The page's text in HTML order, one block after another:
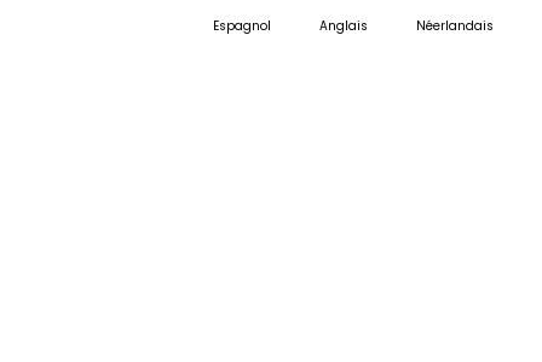
Espagnol Anglais Néerlandais